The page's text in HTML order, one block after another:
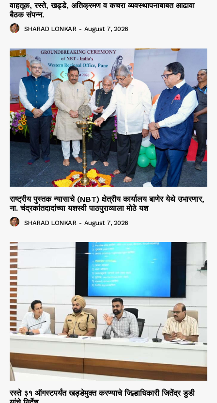
वाहतूक, रस्ते, खड्डे, अतिक्रमण व कचरा व्यवस्थापनाबाबत आढावा
बैठक संपन्न.
SHARAD LONKAR - August 7, 2026
राष्ट्रीय पुस्तक न्यासाचे (NBT) क्षेत्रीय कार्यालय बाणेर येथे उभारणार,
ना. चंद्रकांतदादांच्या यशस्वी पाठपुराव्याला मोठे यश
SHARAD LONKAR - August 7, 2026
रस्ते ३१ ऑगस्टपर्यंत खड्डेमुक्त करण्याचे जिल्हाधिकारी जितेंद्र डुडी